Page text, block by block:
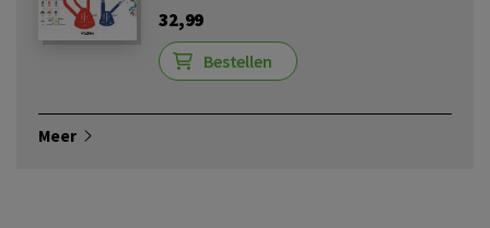
32,99
Bestellen
Meer